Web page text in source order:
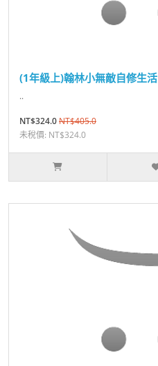
(1年級上)翰林小無敵自修生活
..
NT$324.0NT$405.0
未稅價: NT$324.0